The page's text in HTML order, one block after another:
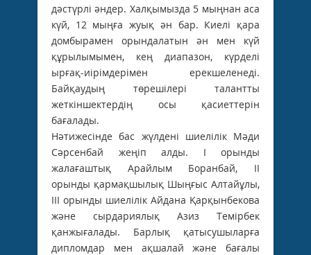
дәстүрлі әндер. Халқымызда 5 мыңнан аса
күй, 12 мыңға жуық ән бар. Киелі қара
домбырамен орындалатын ән мен күй
құрылымымен, кең диапазон, күрделі
ырғақ-иірімдерімен ерекшеленеді.
Байқаудың төрешілері талантты
жеткіншектердің осы қасиеттерін
бағалады.
Нәтижесінде бас жүлдені шиелілік Мәди
Сәрсенбай жеңіп алды. І орынды
жалағаштық Арайлым Боранбай, ІІ
орынды қармақшылық Шыңғыс Алтайұлы,
ІІІ орынды шиелілік Айдана­ Қарқынбекова
және сырдариялық Азиз Темірбек
қанжығалады. Барлық қатысушыларға
дипломдар мен ақшалай және бағалы